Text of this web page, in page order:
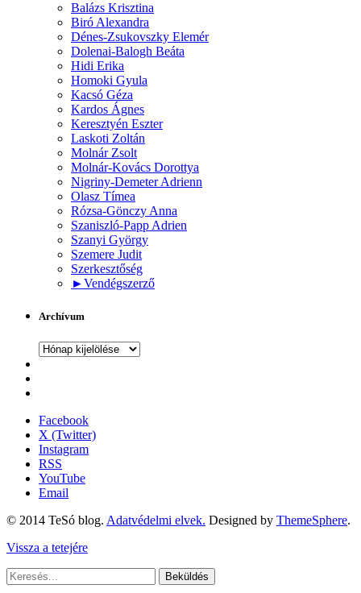
Balázs Krisztina
Biró Alexandra
Dénes-Zsukovszky Elemér
Dolenai-Balogh Beáta
Hidi Erika
Homoki Gyula
Kacsó Géza
Kardos Ágnes
Keresztyén Eszter
Laskoti Zoltán
Molnár Zsolt
Molnár-Kovács Dorottya
Nigriny-Demeter Adrienn
Olasz Tímea
Rózsa-Gönczy Anna
Szaniszló-Papp Adrien
Szanyi György
Szemere Judit
Szerkesztőség
►Vendégszerző
Archívum
Archívum
Facebook
X (Twitter)
Instagram
RSS
YouTube
Email
© 2014 TeSó blog. Adatvédelmi elvek. Designed by ThemeSphere.
Vissza a tetejére
Beküldés